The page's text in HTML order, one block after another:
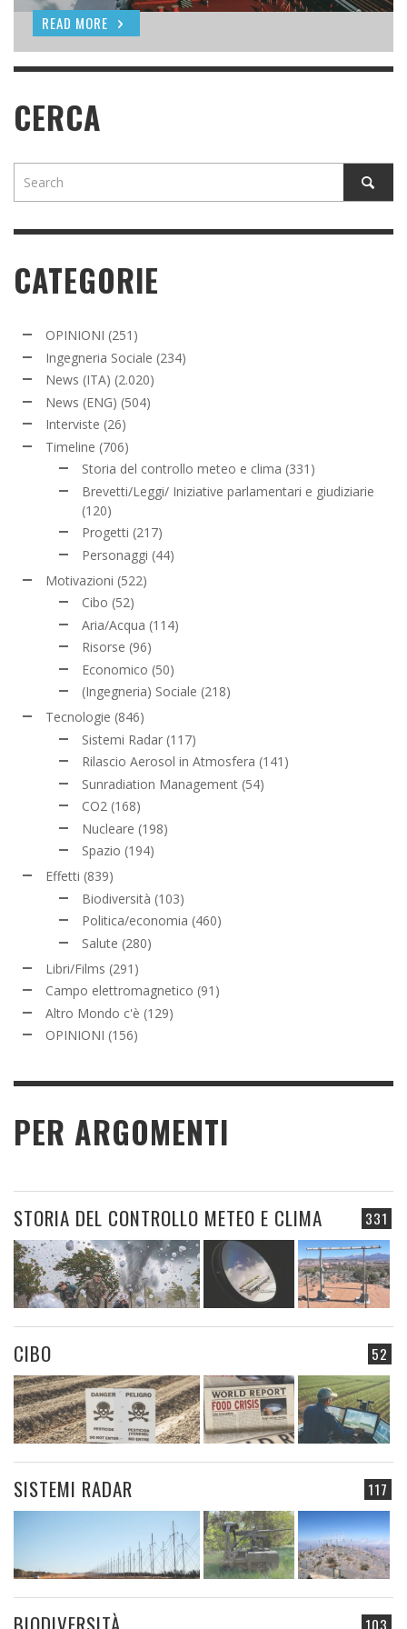
READ MORE
READ MORE
READ MORE
CERCA
CATEGORIE
OPINIONI (251)
Ingegneria Sociale (234)
News (ITA) (2.020)
News (ENG) (504)
Interviste (26)
Timeline (706)
Storia del controllo meteo e clima (331)
Brevetti/Leggi/ Iniziative parlamentari e giudiziarie
(120)
Progetti (217)
Personaggi (44)
Motivazioni (522)
Cibo (52)
Aria/Acqua (114)
Risorse (96)
Economico (50)
(Ingegneria) Sociale (218)
Tecnologie (846)
Sistemi Radar (117)
Rilascio Aerosol in Atmosfera (141)
Sunradiation Management (54)
CO2 (168)
Nucleare (198)
Spazio (194)
Effetti (839)
Biodiversità (103)
Politica/economia (460)
Salute (280)
Libri/Films (291)
Campo elettromagnetico (91)
Altro Mondo c'è (129)
OPINIONI (156)
PER ARGOMENTI
331
STORIA DEL CONTROLLO METEO E CLIMA
52
CIBO
117
SISTEMI RADAR
103